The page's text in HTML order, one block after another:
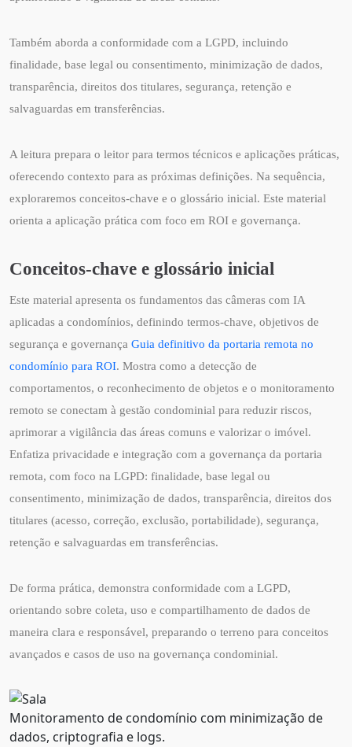
Também aborda a conformidade com a LGPD, incluindo
finalidade, base legal ou consentimento, minimização de dados,
transparência, direitos dos titulares, segurança, retenção e
salvaguardas em transferências.
A leitura prepara o leitor para termos técnicos e aplicações práticas,
oferecendo contexto para as próximas definições. Na sequência,
exploraremos conceitos-chave e o glossário inicial. Este material
orienta a aplicação prática com foco em ROI e governança.
Conceitos-chave e glossário inicial
Este material apresenta os fundamentos das câmeras com IA
aplicadas a condomínios, definindo termos-chave, objetivos de
segurança e governança Guia definitivo da portaria remota no
condomínio para ROI. Mostra como a detecção de
comportamentos, o reconhecimento de objetos e o monitoramento
remoto se conectam à gestão condominial para reduzir riscos,
aprimorar a vigilância das áreas comuns e valorizar o imóvel.
Enfatiza privacidade e integração com a governança da portaria
remota, com foco na LGPD: finalidade, base legal ou
consentimento, minimização de dados, transparência, direitos dos
titulares (acesso, correção, exclusão, portabilidade), segurança,
retenção e salvaguardas em transferências.
De forma prática, demonstra conformidade com a LGPD,
orientando sobre coleta, uso e compartilhamento de dados de
maneira clara e responsável, preparando o terreno para conceitos
avançados e casos de uso na governança condominial.
Monitoramento de condomínio com minimização de
dados, criptografia e logs.